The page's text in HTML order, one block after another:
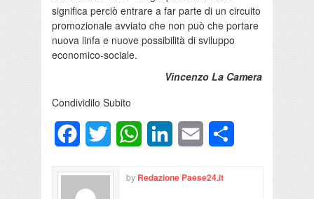
significa perciò entrare a far parte di un circuito
promozionale avviato che non può che portare
nuova linfa e nuove possibilità di sviluppo
economico-sociale.
Vincenzo La Camera
Condividilo Subito
FacebookTwitter WhatsAppLinkedInEmail
by Redazione Paese24.it